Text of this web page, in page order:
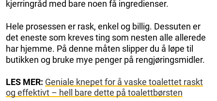
kjerringråd med bare noen få ingredienser.
Hele prosessen er rask, enkel og billig. Dessuten er
det eneste som kreves ting som nesten alle allerede
har hjemme. På denne måten slipper du å løpe til
butikken og bruke mye penger på rengjøringsmidler.
LES MER: Geniale knepet for å vaske toalettet raskt
og effektivt – hell bare dette på toalettbørsten